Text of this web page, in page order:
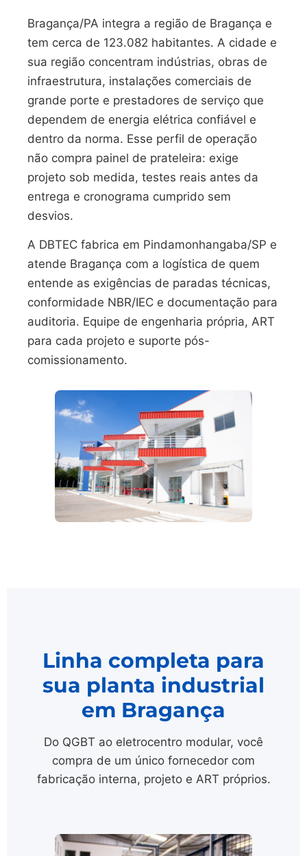
Bragança/PA integra a região de Bragança e
tem cerca de 123.082 habitantes. A cidade e
sua região concentram indústrias, obras de
infraestrutura, instalações comerciais de
grande porte e prestadores de serviço que
dependem de energia elétrica confiável e
dentro da norma. Esse perfil de operação
não compra painel de prateleira: exige
projeto sob medida, testes reais antes da
entrega e cronograma cumprido sem
desvios.
A DBTEC fabrica em Pindamonhangaba/SP e
atende Bragança com a logística de quem
entende as exigências de paradas técnicas,
conformidade NBR/IEC e documentação para
auditoria. Equipe de engenharia própria, ART
para cada projeto e suporte pós-
comissionamento.
Linha completa para
sua planta industrial
em Bragança
Do QGBT ao eletrocentro modular, você
compra de um único fornecedor com
fabricação interna, projeto e ART próprios.